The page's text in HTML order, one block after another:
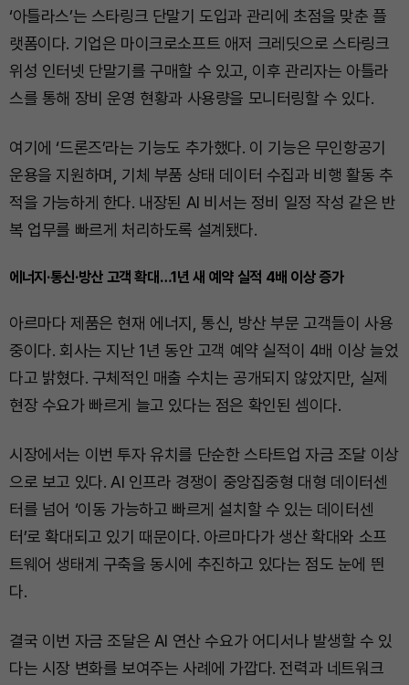
‘아틀라스’는 스타링크 단말기 도입과 관리에 초점을 맞춘 플
랫폼이다. 기업은 마이크로소프트 애저 크레딧으로 스타링크
위성 인터넷 단말기를 구매할 수 있고, 이후 관리자는 아틀라
스를 통해 장비 운영 현황과 사용량을 모니터링할 수 있다.
여기에 ‘드론즈’라는 기능도 추가했다. 이 기능은 무인항공기
운용을 지원하며, 기체 부품 상태 데이터 수집과 비행 활동 추
적을 가능하게 한다. 내장된 AI 비서는 정비 일정 작성 같은 반
복 업무를 빠르게 처리하도록 설계됐다.
에너지·통신·방산 고객 확대…1년 새 예약 실적 4배 이상 증가
아르마다 제품은 현재 에너지, 통신, 방산 부문 고객들이 사용
중이다. 회사는 지난 1년 동안 고객 예약 실적이 4배 이상 늘었
다고 밝혔다. 구체적인 매출 수치는 공개되지 않았지만, 실제
현장 수요가 빠르게 늘고 있다는 점은 확인된 셈이다.
시장에서는 이번 투자 유치를 단순한 스타트업 자금 조달 이상
으로 보고 있다. AI 인프라 경쟁이 중앙집중형 대형 데이터센
터를 넘어 ‘이동 가능하고 빠르게 설치할 수 있는 데이터센
터’로 확대되고 있기 때문이다. 아르마다가 생산 확대와 소프
트웨어 생태계 구축을 동시에 추진하고 있다는 점도 눈에 띈
다.
결국 이번 자금 조달은 AI 연산 수요가 어디서나 발생할 수 있
다는 시장 변화를 보여주는 사례에 가깝다. 전력과 네트워크